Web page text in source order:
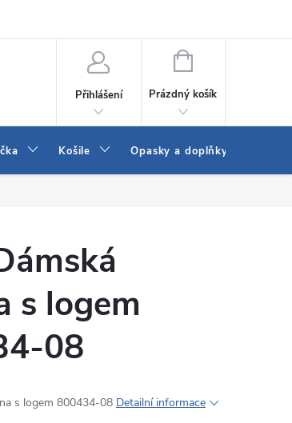
Přihlášení
NÁKUPNÍ
Prázdný košík
Košile Opasky a doplňky
s logem
08
s logem 800434-08 Detailní informace